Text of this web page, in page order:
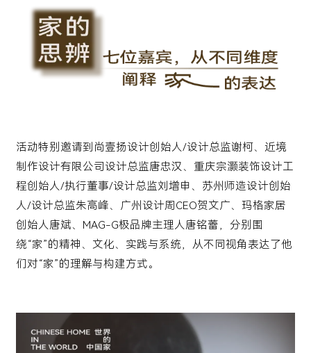
活动特别邀请到尚壹扬设计创始人/设计总监谢柯、近境
制作设计有限公司设计总监唐忠汉、重庆宗灏装饰设计工
程创始人/执行董事/设计总监刘增申、苏州师造设计创始
人/设计总监朱高峰、广州设计周CEO贺文广、玛格家居
创始人唐斌、MAG-G极品牌主理人唐铭蕾，分别围
绕“家”的精神、文化、实践与系统，从不同视角表达了他
们对“家”的理解与构建方式。